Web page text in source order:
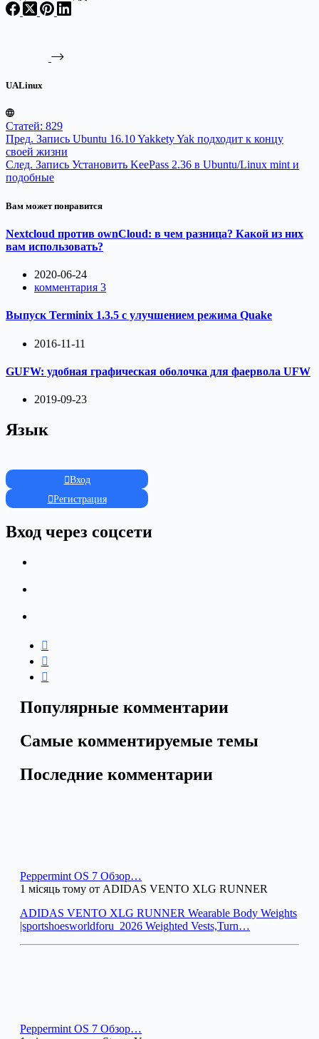
UALinux
Статей: 829
Пред. Запись Ubuntu 16.10 Yakkety Yak подходит к концу
своей жизни
След. Запись Установить KeePass 2.36 в Ubuntu/Linux mint и
подобные
Вам может понравится
Nextcloud против ownCloud: в чем разница? Какой из них
вам использовать?
2020-06-24
комментария 3
Выпуск Terminix 1.3.5 с улучшением режима Quake
2016-11-11
GUFW: удобная графическая оболочка для фаервола UFW
2019-09-23
Язык
Вход
Регистрация
Вход через соцсети
Популярные комментарии
Самые комментируемые темы
Последние комментарии
Peppermint OS 7 Обзор…
1 місяць тому от ADIDAS VENTO XLG RUNNER
ADIDAS VENTO XLG RUNNER Wearable Body Weights
|sportshoesworldforu_2026 Weighted Vests,Turn…
Peppermint OS 7 Обзор…